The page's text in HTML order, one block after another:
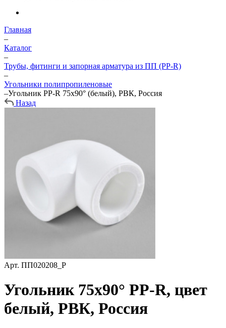
Главная
–
Каталог
–
Трубы, фитинги и запорная арматура из ПП (PP-R)
–
Угольники полипропиленовые
–Угольник PP-R 75х90° (белый), РВК, Россия
Назад
Арт. ПП020208_Р
Угольник 75х90° PP-R, цвет
белый, РВК, Россия